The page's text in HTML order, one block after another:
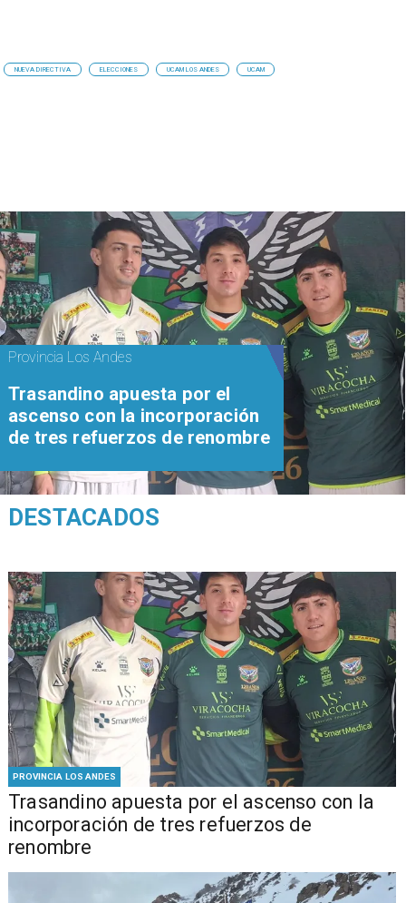
NUEVA DIRECTIVA ELECCIONES UCAM LOS ANDES UCAM
PROVINCIA LOS ANDES
Trasandino apuesta por el ascenso con la
incorporación de tres refuerzos de
renombre
Provincia Los Andes
Trasandino apuesta por el
ascenso con la incorporación
de tres refuerzos de renombre
DESTACADOS